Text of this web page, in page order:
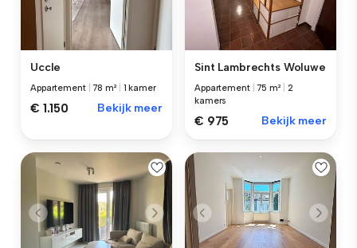
Uccle
Appartement |78 m² 1 kamer
€ 1.150 Bekijk meer
Sint Lambrechts Woluwe
Appartement |75 m²
2
kamers
€ 975 Bekijk meer